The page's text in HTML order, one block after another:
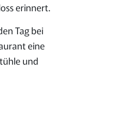
erinnert.
Tag bei
eine
und